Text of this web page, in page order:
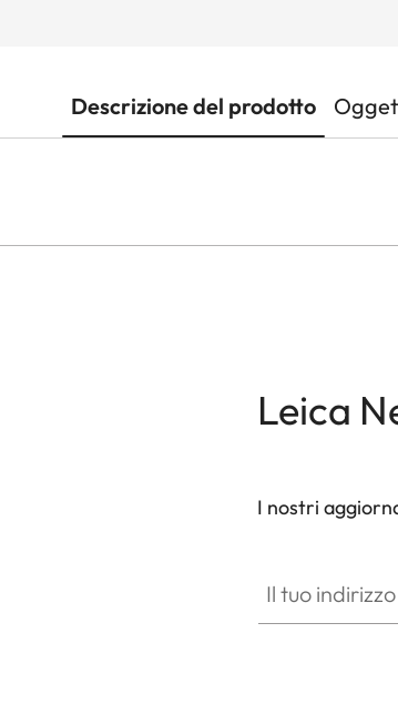
Descrizione del prodotto
Leica
I nostri